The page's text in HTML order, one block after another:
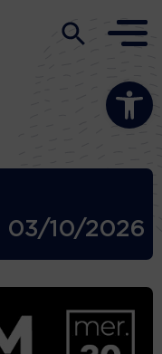
Ouvrir la
03/10/2026